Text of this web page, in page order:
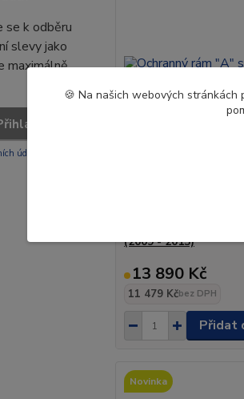
se k odběru
slevy jako
maximálně
se
údajů
Ochranný rám "A" s
(2009 - 2015)
13 890 Kč
11 479 Kčbez DPH
Přidat
Novinka
🍪 Na našich webových stránkách